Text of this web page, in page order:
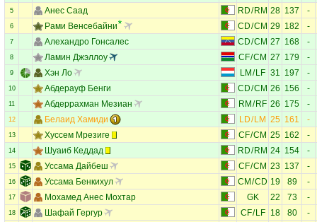
5 Анес Саад RD/ RM 28 137 -
6 Рами Венсебайни CD/CM 29 182 -
7 Алехандро Гонсалес CD/CM 27 168 -
8 Ламин Джэллоу CF/CM 27 179 -
9 Хэн Ло LM / LF 31 197 -
10 Абдерауф Бенги CD/CM 26 156 -
11 Абдеррахман Мезиан RM / RF 26 175 -
12 Белаид Хамиди LD/ LM 25 161 -
13 Хуссем Мрезиге CF/CM 25 162 -
14 Шуаиб Кеддад RD/ RM 24 154 -
15 Уссама Дайбеш CF/CM 23 137 -
16 Уссама Бенкихул CM /CD 19 89 -
17 Мохамед Анес Мохтар GK 22 73 -
18 Шафай Гергур CF/LF 18 80 -